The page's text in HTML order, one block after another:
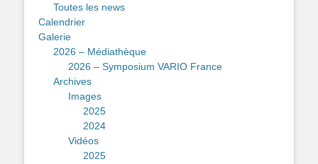
Toutes les news
Calendrier
Galerie
2026 – Médiathèque
2026 – Symposium VARIO France
Archives
Images
2025
2024
Vidéos
2025